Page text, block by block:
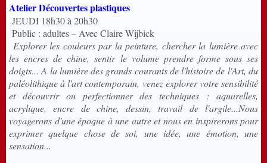
Atelier Découvertes plastiques
JEUDI 18h30 à 20h30
Public : adultes – Avec Claire Wijbick
Explorer les couleurs par la peinture, chercher la lumière avec
les encres de chine, sentir le volume prendre forme sous ses
doigts... A la lumière des grands courants de l'histoire de l'Art, du
paléolithique à l'art contemporain, venez explorer votre sensibilité
et découvrir ou perfectionner des techniques : aquarelles,
acrylique, encre de chine, dessin, travail de l'argile...Nous
voyagerons d'une époque à une autre et nous en inspirerons pour
exprimer quelque chose de soi, une idée, une émotion, une
sensation...